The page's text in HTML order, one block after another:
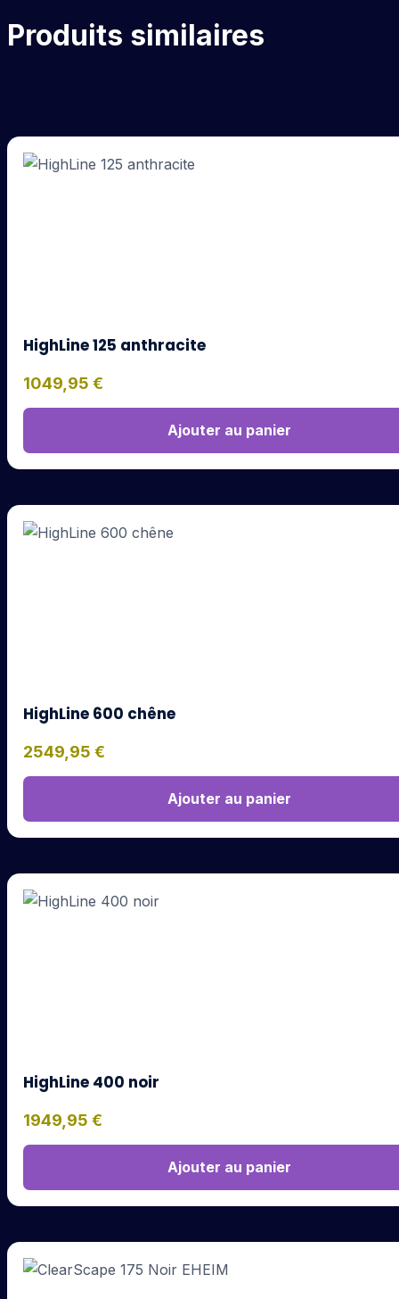
Produits similaires
HighLine 125 anthracite
1049,95 €
Ajouter au panier
HighLine 600 chêne
2549,95 €
Ajouter au panier
HighLine 400 noir
1949,95 €
Ajouter au panier